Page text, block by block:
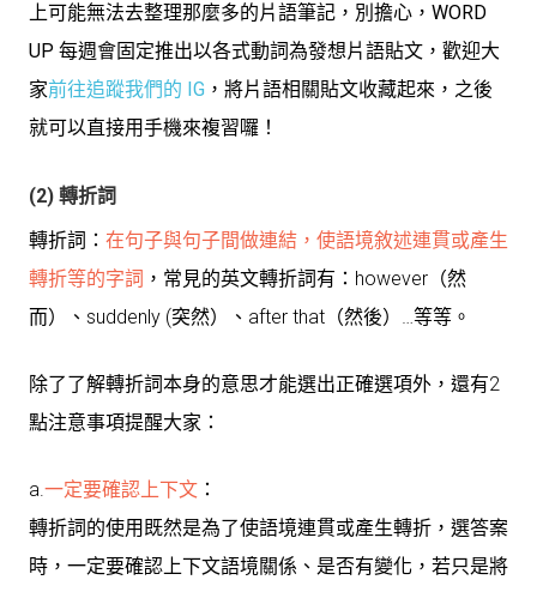
上可能無法去整理那麼多的片語筆記，別擔心， WORD
UP 每週會固定推出以各式動詞為發想片語貼文，歡迎大
家前往追蹤我們的 IG ，將片語相關貼文收藏起來，之後
就可以直接用手機來複習囉！
(2) 轉折詞
轉折詞： 在句子與句子間做連結，使語境敘述連貫或產生
轉折等的字詞 ，常見的英文轉折詞有：however（然
而）、suddenly (突然）、after that（然後）…等等。
除了了解轉折詞本身的意思才能選出正確選項外，還有2
點注意事項提醒大家：
a.一定要確認上下文 ：
轉折詞的使用既然是為了使語境連貫或產生轉折，選答案
時，一定要確認上下文語境關係、是否有變化，若只是將